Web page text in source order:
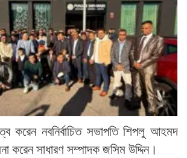
করেন নবনির্বাচিত সভাপতি শিপলু আহমদ
করেন সাধারণ সম্পাদক জসিম উদ্দিন।